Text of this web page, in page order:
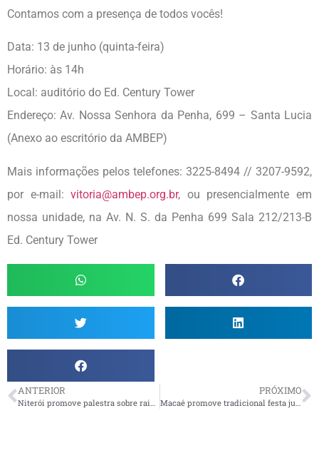
Contamos com a presença de todos vocês!
Data: 13 de junho (quinta-feira)
Horário: às 14h
Local: auditório do Ed. Century Tower
Endereço: Av. Nossa Senhora da Penha, 699 – Santa Lucia
(Anexo ao escritório da AMBEP)
Mais informações pelos telefones: 3225-8494 // 3207-9592,
por e-mail:vitoria@ambep.org.br, ou presencialmente em
nossa unidade, na Av. N. S. da Penha 699 Sala 212/213-B
Ed. Century Tower
ANTERIOR
Niterói promove palestra sobre raiva e isolamento
PRÓXIMO
Macaé promove tradicional festa junina